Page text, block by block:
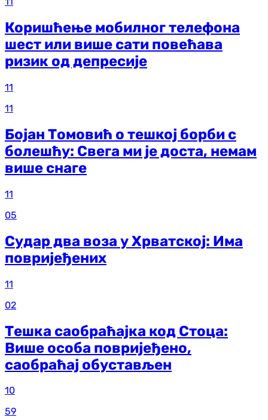
Коришћење мобилног телефона
шест или више сати повећава
ризик од депресије
11
11
Бојан Томовић о тешкој борби с
болешћу: Свега ми је доста, немам
више снаге
11
05
Судар два воза у Хрватској: Има
повријеђених
11
02
Тешка саобраћајка код Стоца:
Више особа повријеђено,
саобраћај обустављен
10
59